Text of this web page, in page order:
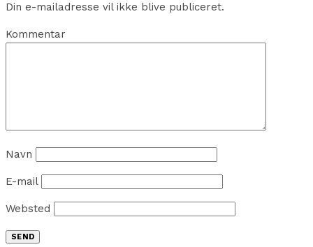
Din e-mailadresse vil ikke blive publiceret.
Kommentar
Navn
E-mail
Websted